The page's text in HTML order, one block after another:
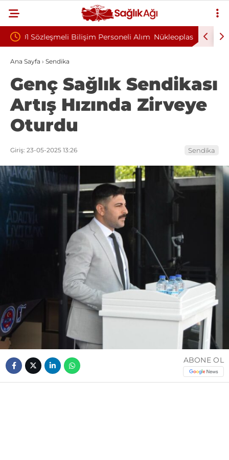
Alım Nükleoplasti mi, Ameliyat mı? Bel ve Boyun
Fıtığında Doğru Tedavi Seçimi
Ana Sayfa › Sendika
Genç Sağlık Sendikası
Artış Hızında Zirveye
Oturdu
Giriş: 23-05-2025 13:26 Sendika
ABONE OL